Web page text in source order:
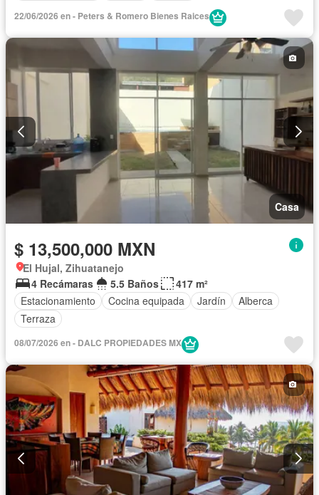
22/06/2026 en - Peters & Romero Bienes Raices
Casa
$ 13,500,000 MXN
El Hujal, Zihuatanejo
4 Recámaras
5.5 Baños
417 m²
Estacionamiento
Cocina equipada Jardín
Alberca
Terraza
08/07/2026 en - DALC PROPIEDADES MX